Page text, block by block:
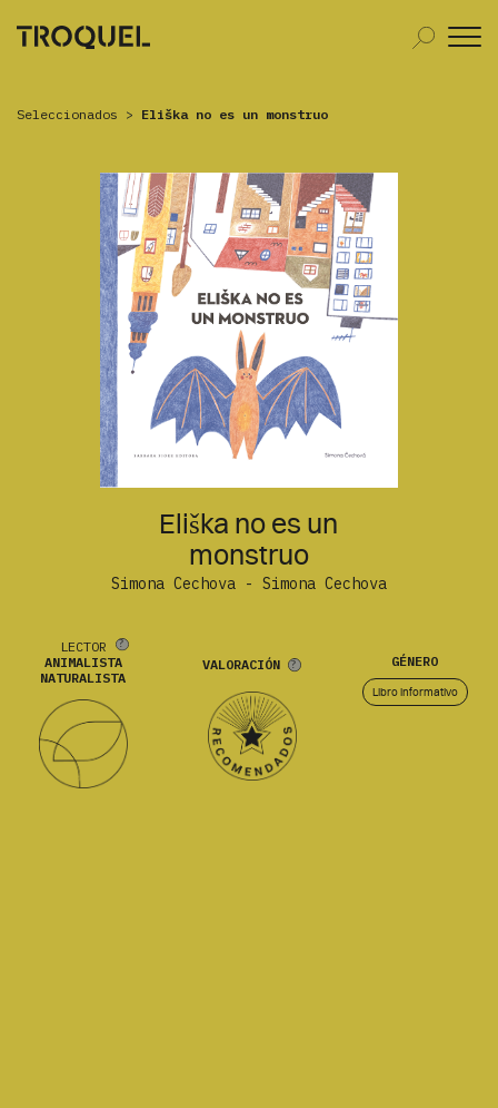
Seleccionados > Eliška no es un monstruo
Eliška no es un
monstruo
Simona Cechova - Simona Cechova
LECTOR
ANIMALISTA
NATURALISTA
VALORACIÓN GÉNERO
Libro informativo